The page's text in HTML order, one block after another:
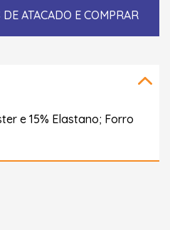
ATACADO E COMPRAR
e 15% Elastano; Forro